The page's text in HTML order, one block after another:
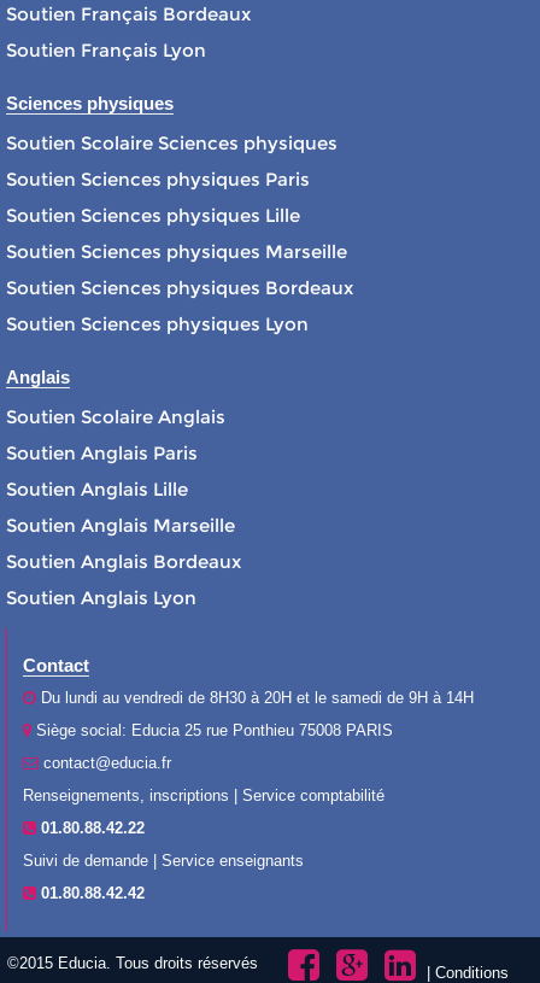
Soutien Français Bordeaux
Soutien Français Lyon
Sciences physiques
Soutien Scolaire Sciences physiques
Soutien Sciences physiques Paris
Soutien Sciences physiques Lille
Soutien Sciences physiques Marseille
Soutien Sciences physiques Bordeaux
Soutien Sciences physiques Lyon
Anglais
Soutien Scolaire Anglais
Soutien Anglais Paris
Soutien Anglais Lille
Soutien Anglais Marseille
Soutien Anglais Bordeaux
Soutien Anglais Lyon
Contact
Du lundi au vendredi de 8H30 à 20H et le samedi de 9H à 14H
Siège social: Educia 25 rue Ponthieu 75008 PARIS
contact@educia.fr
Renseignements, inscriptions | Service comptabilité
01.80.88.42.22
Suivi de demande | Service enseignants
01.80.88.42.42
©2015 Educia. Tous droits réservés
| Conditions